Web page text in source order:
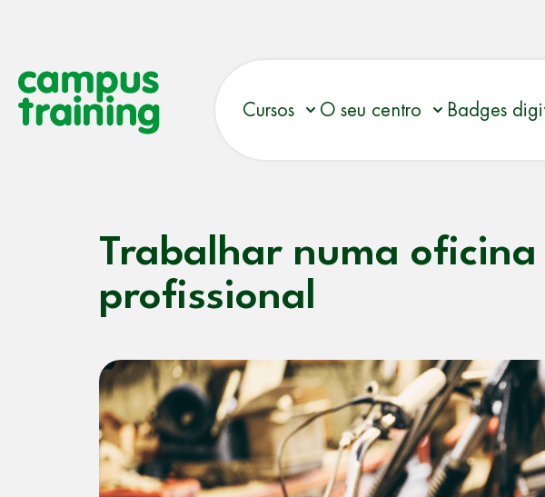
Cursos O seu centro Badges
Trabalhar numa
profissional